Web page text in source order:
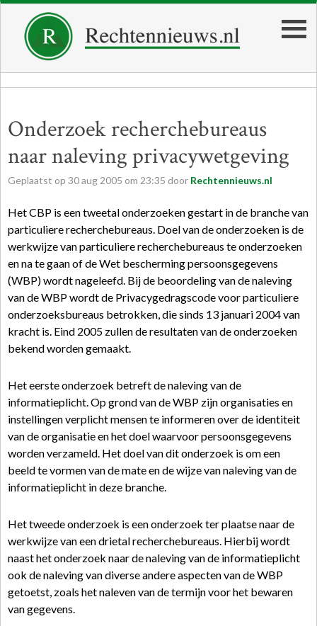
Onderzoek recherchebureaus
naar naleving privacywetgeving
Geplaatst op 30aug 2005 om 23:35 door Rechtennieuws.nl
Het CBP is een tweetal onderzoeken gestart in de branche van
particuliere recherchebureaus. Doel van de onderzoeken is de
werkwijze van particuliere recherchebureaus te onderzoeken
en na te gaan of de Wet bescherming persoonsgegevens
(WBP) wordt nageleefd. Bij de beoordeling van de naleving
van de WBP wordt de Privacygedragscode voor particuliere
onderzoeksbureaus betrokken, die sinds 13 januari 2004 van
kracht is. Eind 2005 zullen de resultaten van de onderzoeken
bekend worden gemaakt.
Het eerste onderzoek betreft de naleving van de
informatieplicht. Op grond van de WBP zijn organisaties en
instellingen verplicht mensen te informeren over de identiteit
van de organisatie en het doel waarvoor persoonsgegevens
worden verzameld. Het doel van dit onderzoek is om een
beeld te vormen van de mate en de wijze van naleving van de
informatieplicht in deze branche.
Het tweede onderzoek is een onderzoek ter plaatse naar de
werkwijze van een drietal recherchebureaus. Hierbij wordt
naast het onderzoek naar de naleving van de informatieplicht
ook de naleving van diverse andere aspecten van de WBP
getoetst, zoals het naleven van de termijn voor het bewaren
van gegevens.